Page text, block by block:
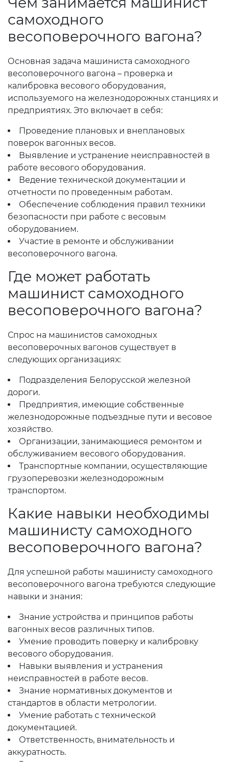
самоходного
весоповерочного вагона?
Основная задача машиниста самоходного
весоповерочного вагона – проверка и
калибровка весового оборудования,
используемого на железнодорожных станциях и
предприятиях. Это включает в себя:
Проведение плановых и внеплановых
поверок вагонных весов.
Выявление и устранение неисправностей в
работе весового оборудования.
Ведение технической документации и
отчетности по проведенным работам.
Обеспечение соблюдения правил техники
безопасности при работе с весовым
оборудованием.
Участие в ремонте и обслуживании
весоповерочного вагона.
Где может работать
машинист самоходного
весоповерочного вагона?
Спрос на машинистов самоходных
весоповерочных вагонов существует в
следующих организациях:
Подразделения Белорусской железной
дороги.
Предприятия, имеющие собственные
железнодорожные подъездные пути и весовое
хозяйство.
Организации, занимающиеся ремонтом и
обслуживанием весового оборудования.
Транспортные компании, осуществляющие
грузоперевозки железнодорожным
транспортом.
Какие навыки необходимы
машинисту самоходного
весоповерочного вагона?
Для успешной работы машинисту самоходного
весоповерочного вагона требуются следующие
навыки и знания:
Знание устройства и принципов работы
вагонных весов различных типов.
Умение проводить поверку и калибровку
весового оборудования.
Навыки выявления и устранения
неисправностей в работе весов.
Знание нормативных документов и
стандартов в области метрологии.
Умение работать с технической
документацией.
Ответственность, внимательность и
аккуратность.